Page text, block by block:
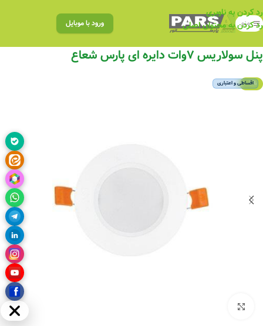
رد کردن به ناوبری
رد کردن به محتوای اصلی
منو ورود با موبایل
پنل سولاریس ۷وات دایره ای پارس شعاع
اقساطی و اعتباری
-5%